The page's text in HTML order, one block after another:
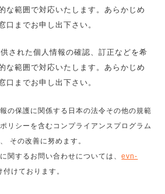
な範囲で対応いたします。あらかじめ
口までお申し出下さい。
された個人情報の確認、訂正などを希
な範囲で対応いたします。あらかじめ
口までお申し出下さい。
の保護に関係する日本の法令その他の規範
リシーを含むコンプライアンスプログラム
その改善に努めます。
関するお問い合わせについては、evn-
付けております。